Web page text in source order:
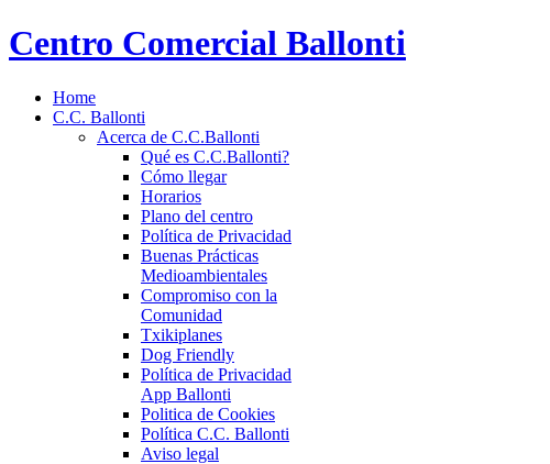
Centro Comercial Ballonti
Home
C.C. Ballonti
Acerca de C.C.Ballonti
Qué es C.C.Ballonti?
Cómo llegar
Horarios
Plano del centro
Política de Privacidad
Buenas Prácticas
Medioambientales
Compromiso con la
Comunidad
Txikiplanes
Dog Friendly
Política de Privacidad
App Ballonti
Politica de Cookies
Política C.C. Ballonti
Aviso legal